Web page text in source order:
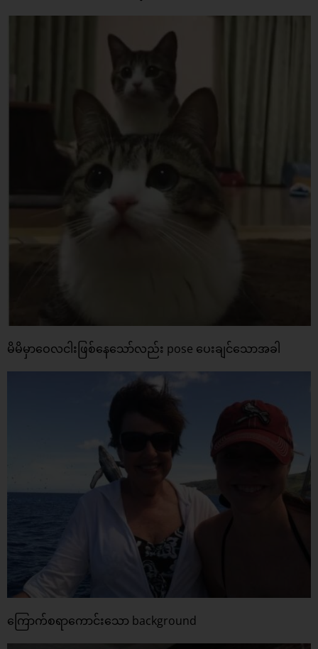
မိမိမှာဝေလငါးဖြစ်နေသော်လည်း pose ပေးချင်သောအခါ
ကြောက်စရာကောင်းသော background